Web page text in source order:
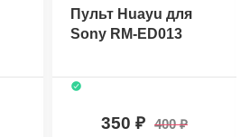
Пульт Huayu для
Sony RM-ED013
350 400